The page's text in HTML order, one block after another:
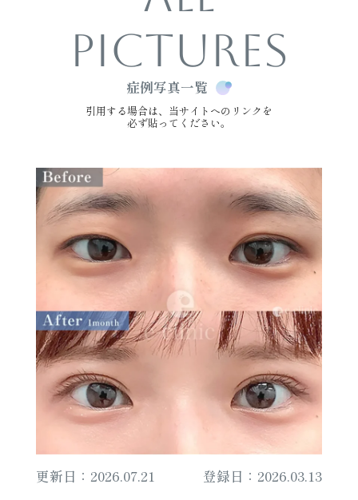
PICTURES
症例写真一覧
引用する場合は、当サイトへのリンクを
必ず貼ってください。
更新日：2026.07.21 登録日：2026.03.13